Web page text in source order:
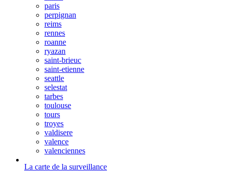
paris
perpignan
reims
rennes
roanne
ryazan
saint-brieuc
saint-etienne
seattle
selestat
tarbes
toulouse
tours
troyes
valdisere
valence
valenciennes
La carte de la surveillance